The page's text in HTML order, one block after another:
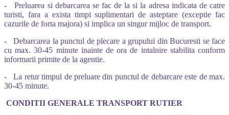
- Preluarea si debarcarea se fac de la si la adresa indicata de catre
turisti, fara a exista timpi suplimentari de asteptare (exceptie fac
cazurile de forta majora) si implica un singur mijloc de transport.
- Debarcarea la punctul de plecare a grupului din Bucuresti se face
cu max. 30-45 minute inainte de ora de intalnire stabilita conform
informarii primite de la agentie.
- La retur timpul de preluare din punctul de debarcare este de max.
30-45 minute.
CONDITII GENERALE TRANSPORT RUTIER